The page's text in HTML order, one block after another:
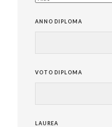
ANNO DIPLOMA
VOTO DIPLOMA
LAUREA